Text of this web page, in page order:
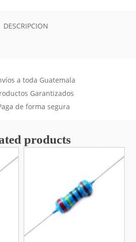
DESCRIPCION
a toda Guatemala
Garantizados
de forma segura
products